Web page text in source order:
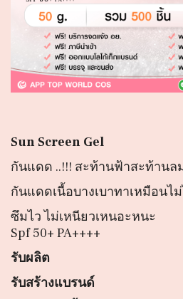
Sun Screen Gel
กันแดด ..!!! สะท้านฟ้าสะท้านล
กันแดดเนื้อบางเบาทาเหมือนไ
ซึมไว ไม่เหนียวเหนอะหนะ
Spf 50+ PA++++
รับผลิต
รับสร้างแบรนด์